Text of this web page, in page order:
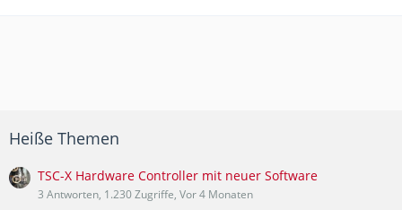
Heiße Themen
TSC-X Hardware Controller mit neuer Software
3 Antworten, 1.230 Zugriffe, Vor 4 Monaten